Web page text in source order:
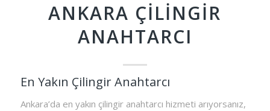
ANKARA ÇILINGIR
ANAHTARCI
En Yakın Çilingir Anahtarcı
Ankara’da en yakın çilingir anahtarcı hizmeti arıyorsanız,